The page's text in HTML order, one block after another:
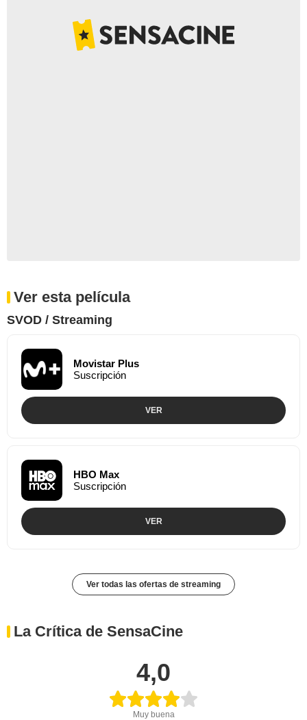
Ver esta película
SVOD / Streaming
Movistar Plus
Suscripción
VER
HBO Max
Suscripción
VER
Ver todas las ofertas de streaming
La Crítica de SensaCine
4,0
Muy buena